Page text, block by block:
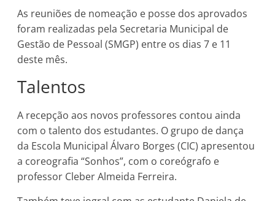
As reuniões de nomeação e posse dos aprovados
foram realizadas pela Secretaria Municipal de
Gestão de Pessoal (SMGP) entre os dias 7 e 11
deste mês.
Talentos
A recepção aos novos professores contou ainda
com o talento dos estudantes. O grupo de dança
da Escola Municipal Álvaro Borges (CIC) apresentou
a coreografia “Sonhos”, com o coreógrafo e
professor Cleber Almeida Ferreira.